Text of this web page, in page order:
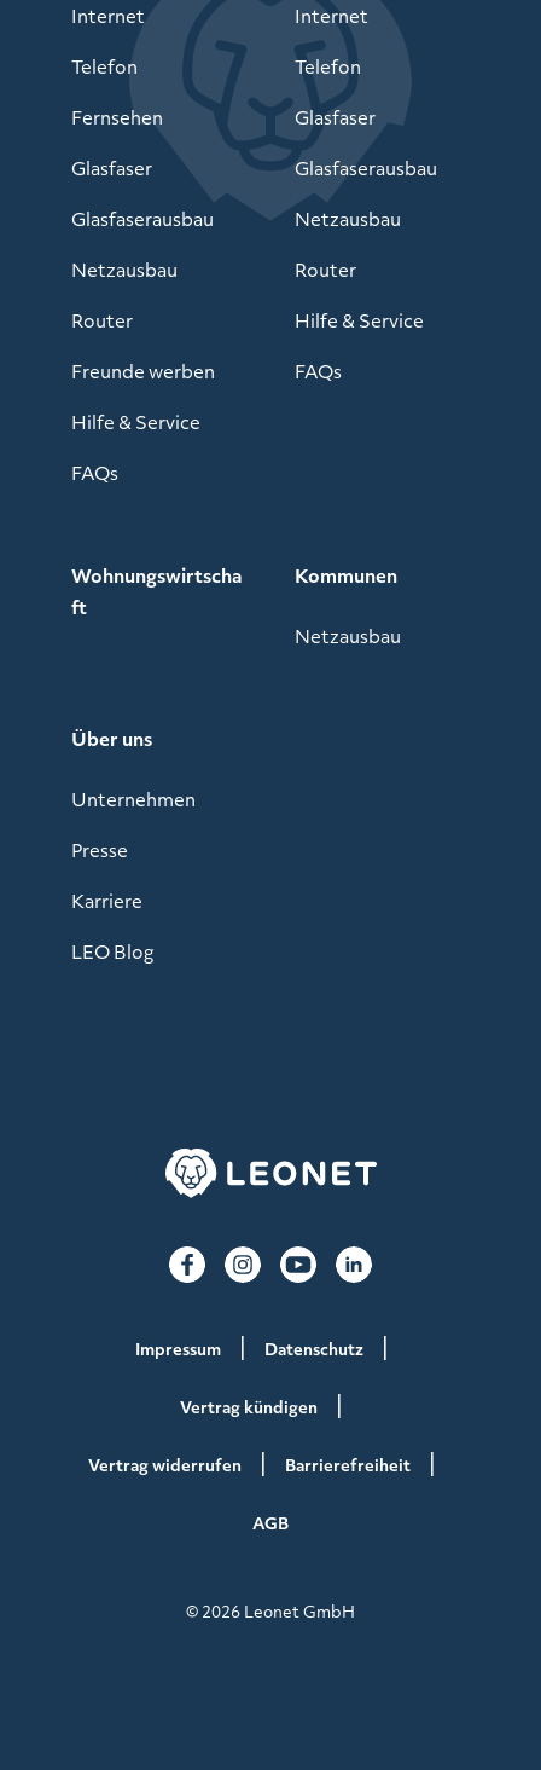
Internet
Telefon
Fernsehen
Glasfaser
Glasfaserausbau
Netzausbau
Router
Freunde werben
Hilfe & Service
FAQs
Internet
Telefon
Glasfaser
Glasfaserausbau
Netzausbau
Router
Hilfe & Service
FAQs
Wohnungswirtscha
ft
Kommunen
Netzausbau
Über uns
Unternehmen
Presse
Karriere
LEO Blog
Impressum Datenschutz
Vertrag kündigen
Vertrag widerrufen Barrierefreiheit
AGB
© 2026 Leonet GmbH